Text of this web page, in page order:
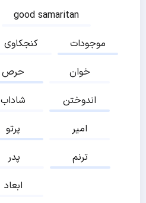
good samaritan
کنجکاوی
موجودات
حرص
خوان
شاداب
اندوختن
پرتو
امیر
پدر
ترنم
ابعاد